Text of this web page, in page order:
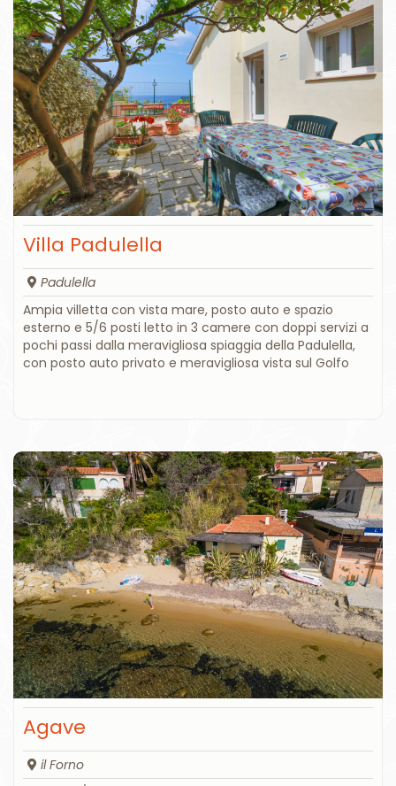
Villa Padulella
Padulella
Ampia villetta con vista mare, posto auto e spazio
esterno e 5/6 posti letto in 3 camere con doppi servizi a
pochi passi dalla meravigliosa spiaggia della Padulella,
con posto auto privato e meravigliosa vista sul Golfo
Agave
il Forno